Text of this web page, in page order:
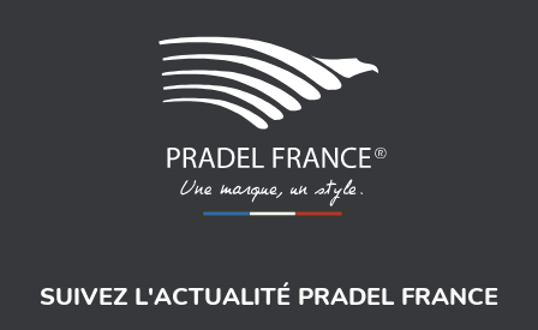
SUIVEZ L'ACTUALITÉ PRADEL FRANCE